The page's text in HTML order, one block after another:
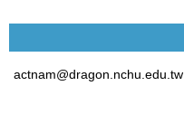
actnam@dragon.nchu.edu.tw